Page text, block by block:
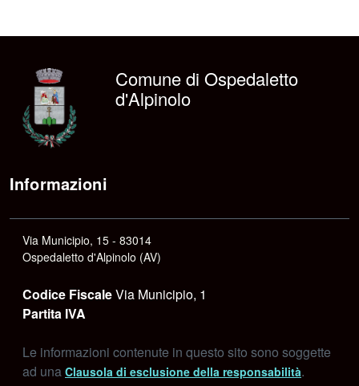
Comune di Ospedaletto
d'Alpinolo
Informazioni
Via Municipio, 15 - 83014
Ospedaletto d'Alpinolo (AV)
Codice FiscaleVia Municipio, 1
Partita IVA
Le informazioni contenute in questo sito sono soggette
ad una Clausola di esclusione della responsabilità.